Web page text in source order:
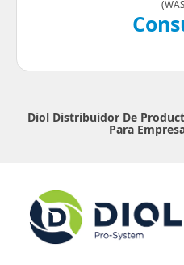
(
Diol Distribuidor De
Para